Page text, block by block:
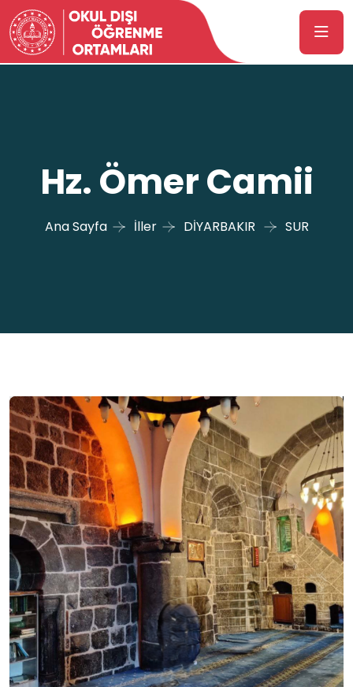
Hz. Ömer Camii
Ana Sayfa İller DİYARBAKIR SUR